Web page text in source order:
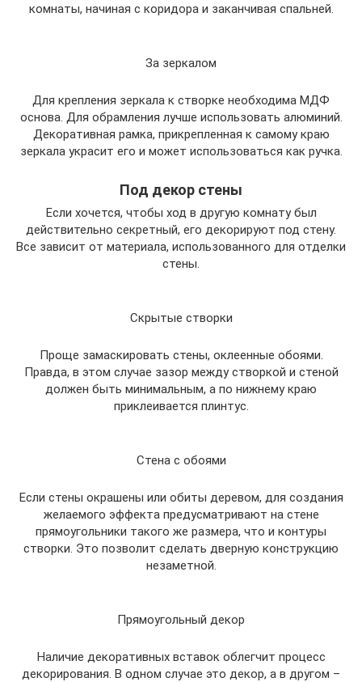
комнаты, начиная с коридора и заканчивая спальней.
За зеркалом
Для крепления зеркала к створке необходима МДФ
основа. Для обрамления лучше использовать алюминий.
Декоративная рамка, прикрепленная к самому краю
зеркала украсит его и может использоваться как ручка.
Под декор стены
Если хочется, чтобы ход в другую комнату был
действительно секретный, его декорируют под стену.
Все зависит от материала, использованного для отделки
стены.
Скрытые створки
Проще замаскировать стены, оклеенные обоями.
Правда, в этом случае зазор между створкой и стеной
должен быть минимальным, а по нижнему краю
приклеивается плинтус.
Стена с обоями
Если стены окрашены или обиты деревом, для создания
желаемого эффекта предусматривают на стене
прямоугольники такого же размера, что и контуры
створки. Это позволит сделать дверную конструкцию
незаметной.
Прямоугольный декор
Наличие декоративных вставок облегчит процесс
декорирования. В одном случае это декор, а в другом –